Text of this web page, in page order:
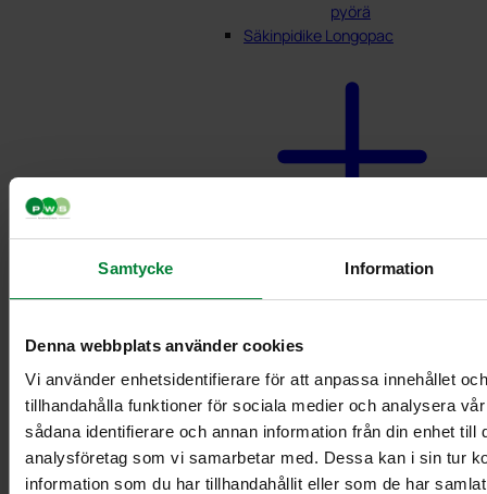
Samtycke Information
Denna webbplats använder cookies
Vi använder enhetsidentifierare för att anpassa innehållet
tillhandahålla funktioner för sociala medier och analysera
sådana identifierare och annan information från din enhet
analysföretag som vi samarbetar med. Dessa kan i sin tur
information som du har tillhandahållit eller som de har
pyörä
Säkinpidike Longopac
Levy Bio-kasetin
mini-telineeseen
Säkinpidike Midi
Dynamic FZB
Säkinpidike Midi